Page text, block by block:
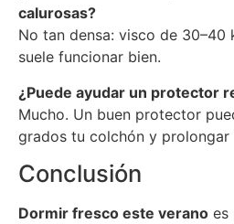
calurosas?
No tan densa: visco de 30–40
suele funcionar bien.
¿Puede ayudar un protector
Mucho. Un buen protector
grados tu colchón y prolongar
Conclusión
Dormir fresco este verano es